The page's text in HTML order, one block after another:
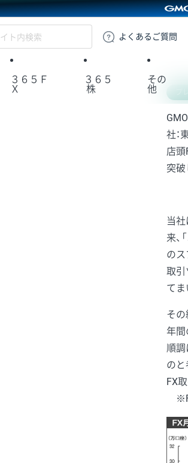
GMOクリック証券
よくある ご質問
３６５Ｆ
Ｘ
３６５
株
その
他
社：
店頭
突破
当社
来、
のス
取引
てま
その
年間
順調
のと
FX